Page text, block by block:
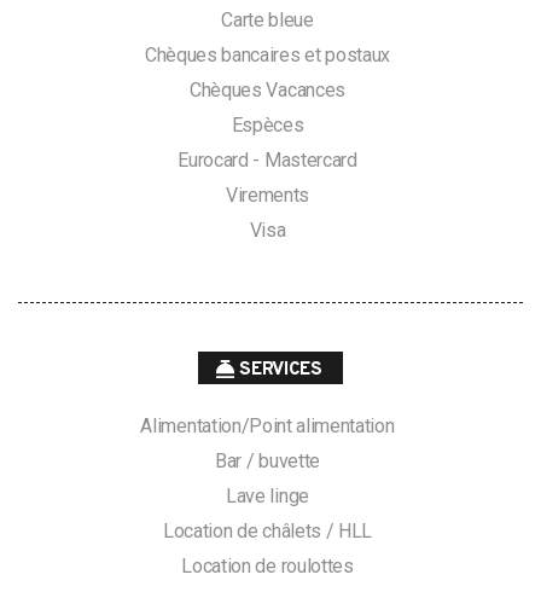
Carte bleue
Chèques bancaires et postaux
Chèques Vacances
Espèces
Eurocard - Mastercard
Virements
Visa
SERVICES
Alimentation/Point alimentation
Bar / buvette
Lave linge
Location de châlets / HLL
Location de roulottes